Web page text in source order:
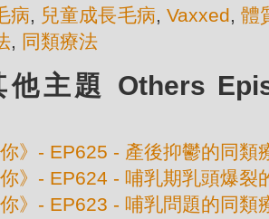
病, 兒童成長毛病, Vaxxed, 體
, 同類療法
他主題 Others
你》- EP625 - 產後抑鬱的同類
你》- EP624 - 哺乳期乳頭爆裂
你》- EP623 - 哺乳問題的同類